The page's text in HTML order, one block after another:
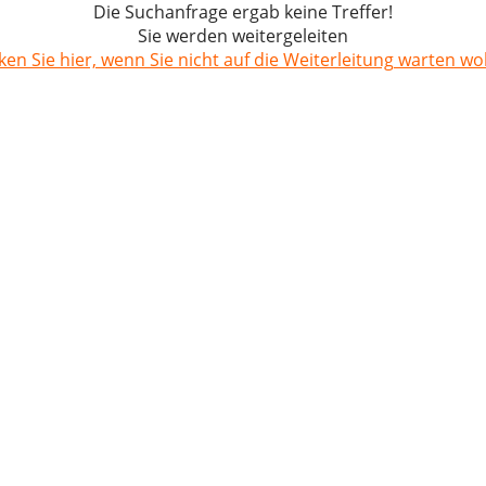
Die Suchanfrage ergab keine Treffer!
Sie werden weitergeleiten
Sie hier, wenn Sie nicht auf die Weiterleitung warten